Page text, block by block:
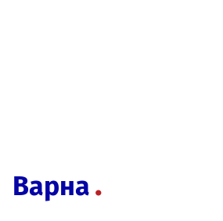
Варна